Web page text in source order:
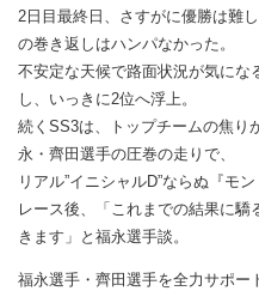
2日目最終日、さすがに優勝は難
の巻き返しはハンパなかった。
不安定な天候で路面状況が気にな
し、いっきに2位へ浮上。
続くSS3は、トップチームの焦り
永・齊田選手の圧巻の走りで、
リアル”イニシャルD”ならぬ『モ
レース後、「これまでの結果に
きます」と福永選手談。
福永選手・齊田選手を全力サポー